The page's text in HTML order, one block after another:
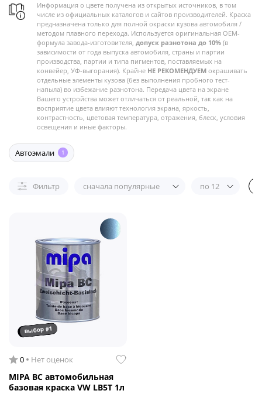
Информация о цвете получена из открытых источников, в том
числе из официальных каталогов и сайтов производителей. Краска
предназначена только для полной окраски кузова автомобиля /
методом плавного перехода. Используется оригинальная OEM-
формула завода-изготовителя, допуск разнотона до 10% (в
зависимости от года выпуска автомобиля, страны и партии
производства, партии и типа пигментов, поставляемых на
конвейер, УФ-выгорания). Крайне НЕ РЕКОМЕНДУЕМ окрашивать
отдельные элементы кузова (без выполнения пробного тест-
напыла) во избежание разнотона. Передача цвета на экране
Вашего устройства может отличаться от реальной, так как на
восприятие цвета влияют технология экрана, яркость,
контрастность, цветовая температура, отражения, блеск, условия
освещения и иные факторы.
Автоэмали 1
Фильтр сначала популярные по 12
выбор #1
0 Нет оценок
MIPA BC автомобильная
базовая краска VW LB5T 1л